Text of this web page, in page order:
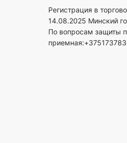
Регистрация в
14.08.2025 Минский
По вопросам защиты